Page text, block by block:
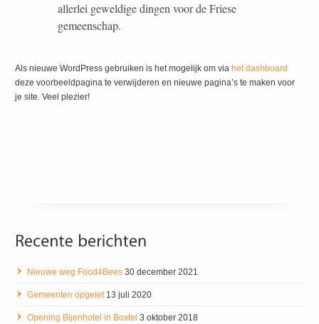
allerlei geweldige dingen voor de Friese
gemeenschap.
Als nieuwe WordPress gebruiken is het mogelijk om via het dashboard
deze voorbeeldpagina te verwijderen en nieuwe pagina’s te maken voor
je site. Veel plezier!
Nieuwe weg Food4Bees 30 december 2021
Gemeenten opgelet 13 juli 2020
Opening Bijenhotel in Boxtel 3 oktober 2018